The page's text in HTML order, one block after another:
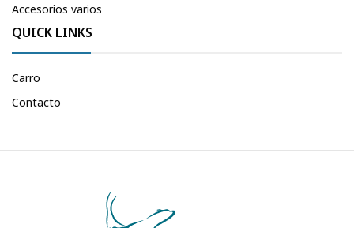
Accesorios varios
QUICK LINKS
Carro
Contacto